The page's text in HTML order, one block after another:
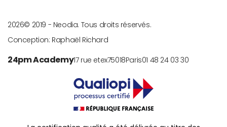
© 2019 -
2026
Neodia. Tous droits réservés.
Conception: Raphaël Richard
24pm Academy17 rue etex75018Paris01 48 24 03 30